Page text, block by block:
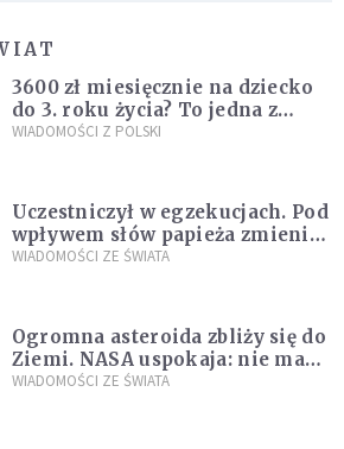
3600 zł miesięcznie na dziecko
do 3. roku życia? To jedna z
propozycji programu "Rozwój
WIADOMOŚCI Z POLSKI
Uczestniczył w egzekucjach. Pod
wpływem słów papieża zmienił
zdanie
WIADOMOŚCI ZE ŚWIATA
Ogromna asteroida zbliży się do
Ziemi. NASA uspokaja: nie ma
zagrożenia
WIADOMOŚCI ZE ŚWIATA